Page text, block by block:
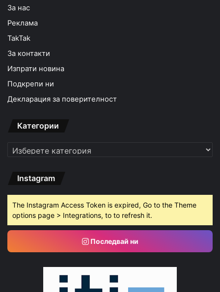
За нас
Реклама
TakTak
За контакти
Изпрати новина
Подкрепи ни
Декларация за поверителност
Категории
Категории
Instagram
The Instagram Access Token is expired, Go to the Theme
options page > Integrations, to to refresh it.
Последвай ни